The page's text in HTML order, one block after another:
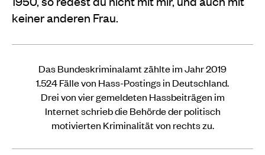
keiner anderen Frau.
Das Bundeskriminalamt zählte im Jahr 2019
1.524 Fälle von Hass-Postings in Deutschland.
Drei von vier gemeldeten Hassbeiträgen im
Internet schrieb die Behörde der politisch
motivierten Kriminalität von rechts zu.